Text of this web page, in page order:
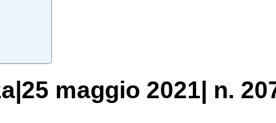
maggio 2021| n.